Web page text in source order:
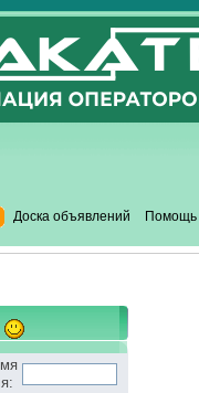
Доска объявлений Помощь